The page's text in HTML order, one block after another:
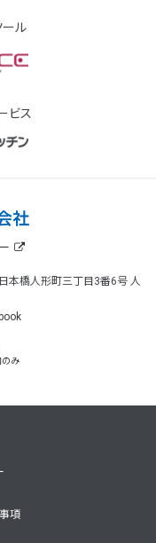
ール
ビス
本橋人形町三丁目3番6号 人
のみ
項